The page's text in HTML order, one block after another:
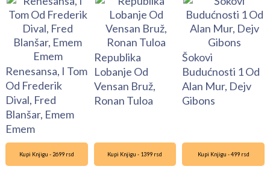
Renesansa, I Tom
Od Frederik
Dival, Fred
Blanšar, Emem
Emem
Republika
Lobanje Od
Vensan Bruž,
Ronan Tuloa
Šokovi
Budućnosti 1 Od
Alan Mur, Dejv
Gibons
Kupi Knjigu - 2699 rsd Kupi Knjigu - 1399 rsd Kupi Knjigu - 499 rsd